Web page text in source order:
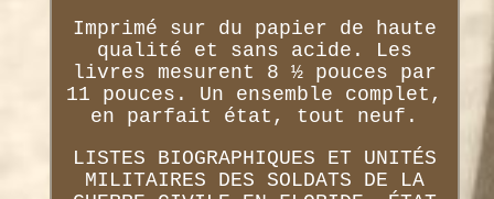
Imprimé sur du papier de haute
qualité et sans acide. Les
livres mesurent 8 ½ pouces par
11 pouces. Un ensemble complet,
en parfait état, tout neuf.
LISTES BIOGRAPHIQUES ET UNITÉS
MILITAIRES DES SOLDATS DE LA